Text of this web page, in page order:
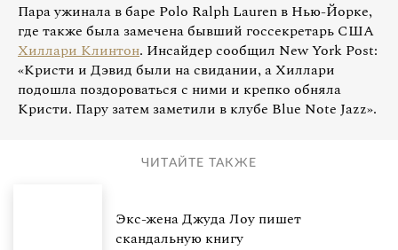
Пара ужинала в баре Polo Ralph Lauren в Нью-Йорке,
где также была замечена бывший госсекретарь США
Хиллари Клинтон. Инсайдер сообщил New York Post:
«Кристи и Дэвид были на свидании, а Хиллари
подошла поздороваться с ними и крепко обняла
Кристи. Пару затем заметили в клубе Blue Note Jazz».
ЧИТАЙТЕ ТАКЖЕ
Экс-жена Джуда Лоу пишет
скандальную книгу